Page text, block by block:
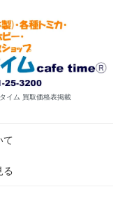
イム 買取価格表掲載
て
る